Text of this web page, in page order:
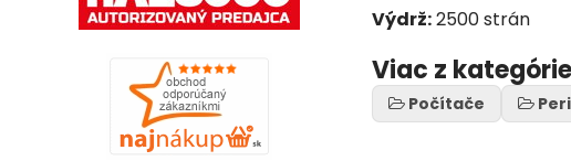
Výdrž:2500 strán
Viac z kategórie
Počítače